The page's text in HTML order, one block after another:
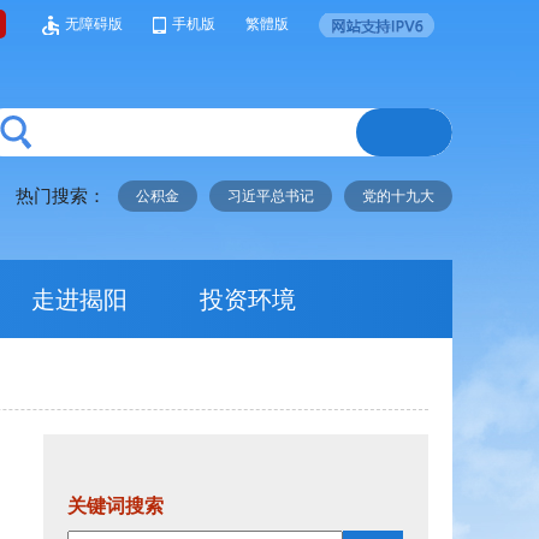
无障碍版 手机版 繁體版
热门搜索： 公积金 习近平总书记 党的十九大
走进揭阳 投资环境
关键词搜索